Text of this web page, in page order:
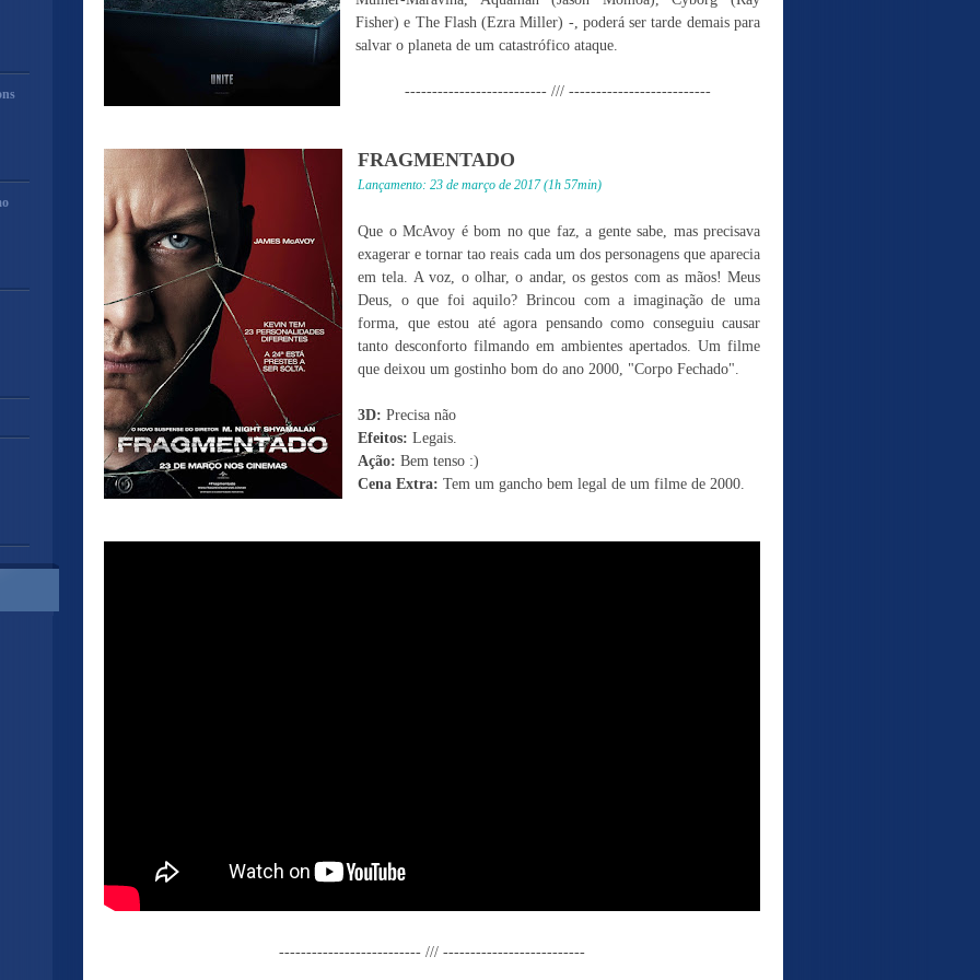
Fisher) e The Flash (Ezra Miller) -, poderá ser tarde demais para
salvar o planeta de um catastrófico ataque.
-------------------------- /// --------------------------
FRAGMENTADO
Lançamento: 23 de março de 2017 (1h 57min)
Que o McAvoy é bom no que faz, a gente sabe, mas precisava
exagerar e tornar tao reais cada um dos personagens que aparecia
em tela. A voz, o olhar, o andar, os gestos com as mãos! Meus
Deus, o que foi aquilo? Brincou com a imaginação de uma
forma, que estou até agora pensando como conseguiu causar
tanto desconforto filmando em ambientes apertados. Um filme
que deixou um gostinho bom do ano 2000, "Corpo Fechado".
3D: Precisa não
Efeitos: Legais.
Ação: Bem tenso :)
Cena Extra: Tem um gancho bem legal de um filme de 2000.
-------------------------- /// --------------------------